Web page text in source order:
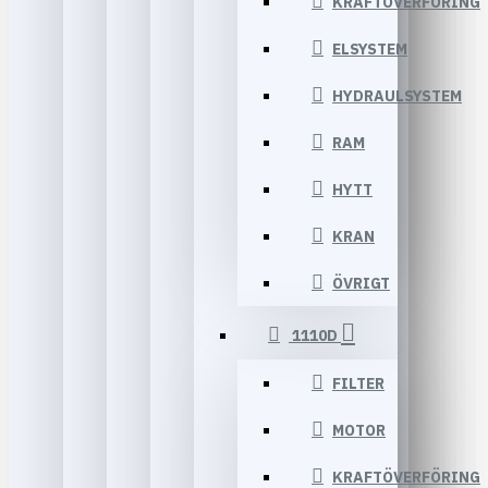
ELSYSTEM
HYDRAULSYSTEM
RAM
HYTT
KRAN
ÖVRIGT
1110D
FILTER
MOTOR
KRAFTÖVERFÖRING